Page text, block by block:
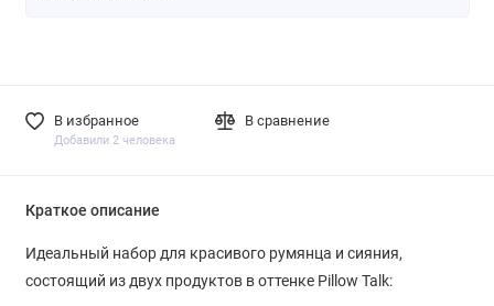
В избранное
Добавили 2 человека
В сравнение
Краткое описание
Идеальный набор для красивого румянца и сияния,
состоящий из двух продуктов в оттенке Pillow Talk: